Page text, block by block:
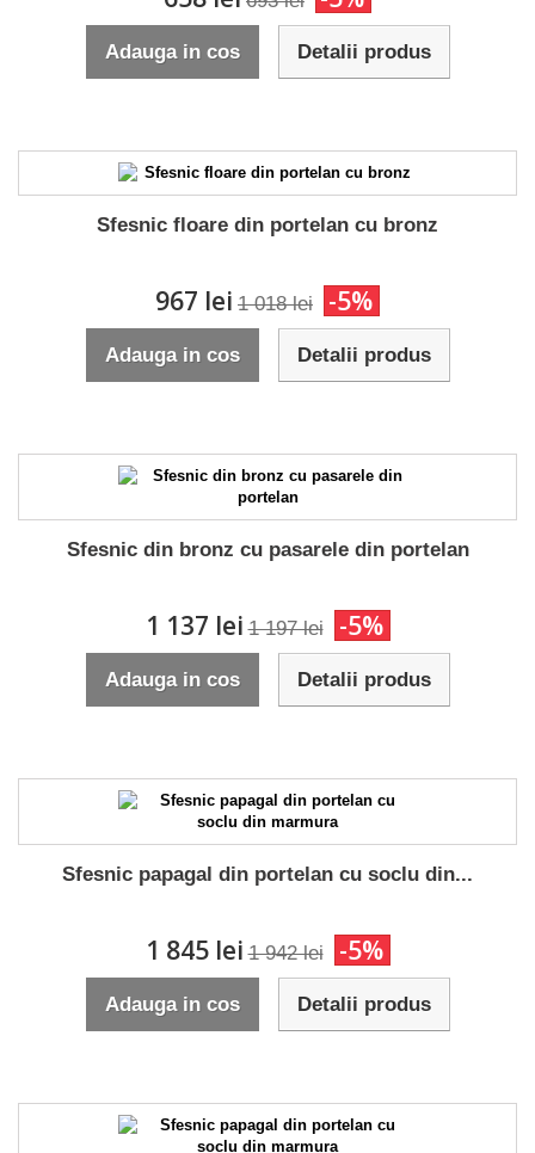
Adauga in cos Detalii produs
Sfesnic floare din portelan cu bronz
967 lei 1 018 lei -5%
Adauga in cos Detalii produs
Sfesnic din bronz cu pasarele din portelan
1 137 lei 1 197 lei -5%
Adauga in cos Detalii produs
Sfesnic papagal din portelan cu soclu din...
1 845 lei 1 942 lei -5%
Adauga in cos Detalii produs